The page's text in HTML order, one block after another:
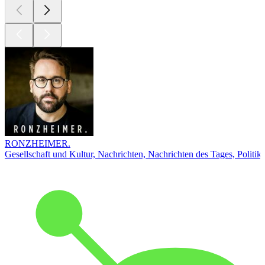
RONZHEIMER.
Gesellschaft und Kultur, Nachrichten, Nachrichten des Tages, Politik